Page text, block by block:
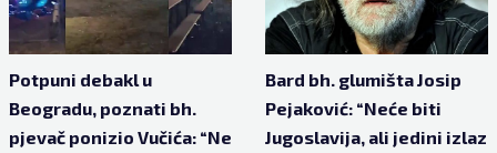
Potpuni debakl u
Beogradu, poznati bh.
pjevač ponizio Vučića: “Ne
Bard bh. glumišta Josip
Pejaković: “Neće biti
Jugoslavija, ali jedini izlaz